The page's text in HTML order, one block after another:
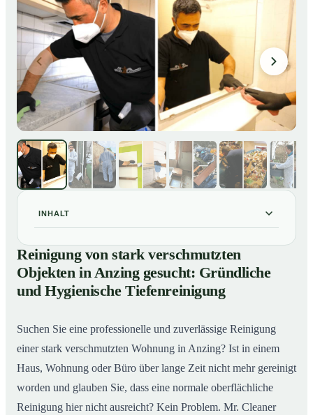
INHALT
01Reinigung von stark verschmutzten Objekten in
Anzing gesucht: Gründliche und Hygienische
Tiefenreinigung
02So reinigen unsere Profis stark verschmutzte
Reinigung von stark verschmutzten
Objekten in Anzing gesucht: Gründliche
und Hygienische Tiefenreinigung
Suchen Sie eine professionelle und zuverlässige Reinigung
einer stark verschmutzten Wohnung in Anzing? Ist in einem
Haus, Wohnung oder Büro über lange Zeit nicht mehr gereinigt
worden und glauben Sie, dass eine normale oberflächliche
Reinigung hier nicht ausreicht? Kein Problem. Mr. Cleaner